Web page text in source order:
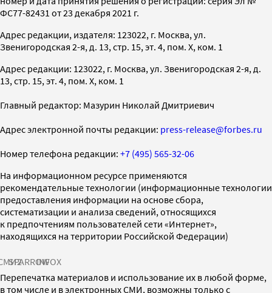
ФС77-82431 от 23 декабря 2021 г.
Адрес редакции, издателя: 123022, г. Москва, ул.
Звенигородская 2-я, д. 13, стр. 15, эт. 4, пом. X, ком. 1
Адрес редакции: 123022, г. Москва, ул. Звенигородская 2-я, д.
13, стр. 15, эт. 4, пом. X, ком. 1
Главный редактор: Мазурин Николай Дмитриевич
Адрес электронной почты редакции: press-release@forbes.ru
Номер телефона редакции: +7 (495) 565-32-06
На информационном ресурсе применяются
рекомендательные технологии (информационные технологии
предоставления информации на основе сбора,
систематизации и анализа сведений, относящихся
к предпочтениям пользователей сети «Интернет»,
находящихся на территории Российской Федерации)
SPARROWINFOX
Перепечатка материалов и использование их в любой форме,
в том числе и в электронных СМИ, возможны только с